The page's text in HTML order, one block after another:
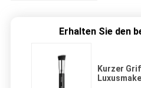
Erhalten Sie den
Kurzer